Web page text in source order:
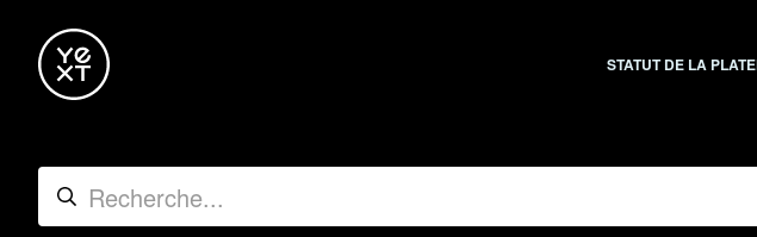
STATUT DE LA